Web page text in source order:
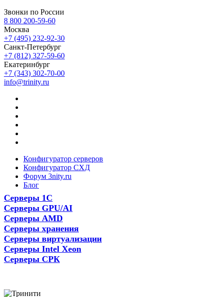
Звонки по России
8 800 200-59-60
Москва
+7 (495) 232-92-30
Санкт-Петербург
+7 (812) 327-59-60
Екатеринбург
+7 (343) 302-70-00
info@trinity.ru
Конфигуратор серверов
Конфигуратор СХД
Форум 3nity.ru
Блог
Серверы 1С
Серверы GPU/AI
Серверы AMD
Серверы хранения
Серверы виртуализации
Серверы Intel Xeon
Серверы СРК